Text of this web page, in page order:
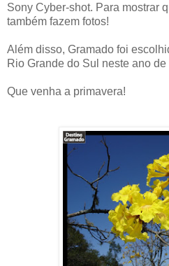
Sony Cyber-shot. Para mostrar
também fazem fotos!
Além disso, Gramado foi
Rio Grande do Sul neste ano de
Que venha a primavera!